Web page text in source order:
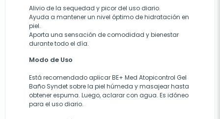
Alivio de la sequedad y picor del uso diario.
Ayuda a mantener un nivel óptimo de hidratación en
piel.
Aporta una sensación de comodidad y bienestar
durante todo el día.
Modo de Uso
Está recomendado aplicar BE+ Med Atopicontrol Gel
Baño Syndet sobre la piel húmeda y masajear hasta
obtener espuma. Luego, aclarar con agua. Es idóneo
para el uso diario.